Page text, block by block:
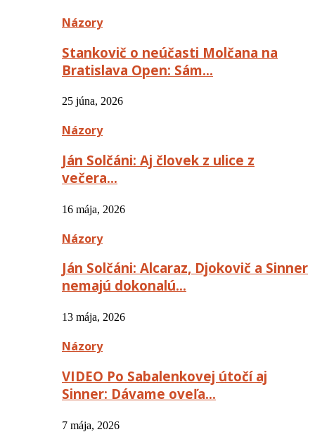
Názory
Stankovič o neúčasti Molčana na
Bratislava Open: Sám…
25 júna, 2026
Názory
Ján Solčáni: Aj človek z ulice z
večera…
16 mája, 2026
Názory
Ján Solčáni: Alcaraz, Djokovič a Sinner
nemajú dokonalú…
13 mája, 2026
Názory
VIDEO Po Sabalenkovej útočí aj
Sinner: Dávame oveľa…
7 mája, 2026